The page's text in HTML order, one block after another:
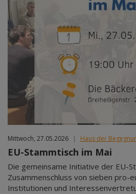
Mittwoch, 27.05.2026 | Haus der
EU-Stammtisch im Mai
Die gemeinsame Initiative der EU-
Zusammenschluss von sieben pro-
Institutionen und